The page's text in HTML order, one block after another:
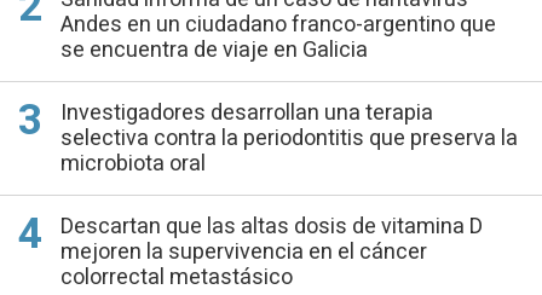
Andes en un ciudadano franco-argentino que
se encuentra de viaje en Galicia
Investigadores desarrollan una terapia
selectiva contra la periodontitis que preserva la
microbiota oral
Descartan que las altas dosis de vitamina D
mejoren la supervivencia en el cáncer
colorrectal metastásico